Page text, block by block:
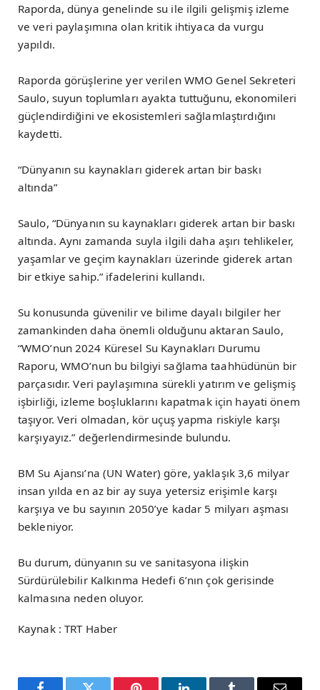
Raporda, dünya genelinde su ile ilgili gelişmiş izleme
ve veri paylaşımına olan kritik ihtiyaca da vurgu
yapıldı.
Raporda görüşlerine yer verilen WMO Genel Sekreteri
Saulo, suyun toplumları ayakta tuttuğunu, ekonomileri
güçlendirdiğini ve ekosistemleri sağlamlaştırdığını
kaydetti.
“Dünyanın su kaynakları giderek artan bir baskı
altında”
Saulo, “Dünyanın su kaynakları giderek artan bir baskı
altında. Aynı zamanda suyla ilgili daha aşırı tehlikeler,
yaşamlar ve geçim kaynakları üzerinde giderek artan
bir etkiye sahip.” ifadelerini kullandı.
Su konusunda güvenilir ve bilime dayalı bilgiler her
zamankinden daha önemli olduğunu aktaran Saulo,
“WMO’nun 2024 Küresel Su Kaynakları Durumu
Raporu, WMO’nun bu bilgiyi sağlama taahhüdünün bir
parçasıdır. Veri paylaşımına sürekli yatırım ve gelişmiş
işbirliği, izleme boşluklarını kapatmak için hayati önem
taşıyor. Veri olmadan, kör uçuş yapma riskiyle karşı
karşıyayız.” değerlendirmesinde bulundu.
BM Su Ajansı’na (UN Water) göre, yaklaşık 3,6 milyar
insan yılda en az bir ay suya yetersiz erişimle karşı
karşıya ve bu sayının 2050’ye kadar 5 milyarı aşması
bekleniyor.
Bu durum, dünyanın su ve sanitasyona ilişkin
Sürdürülebilir Kalkınma Hedefi 6’nın çok gerisinde
kalmasına neden oluyor.
Kaynak : TRT Haber